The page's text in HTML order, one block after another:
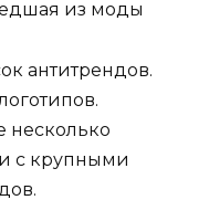
антитрендов.
несколько
с крупными